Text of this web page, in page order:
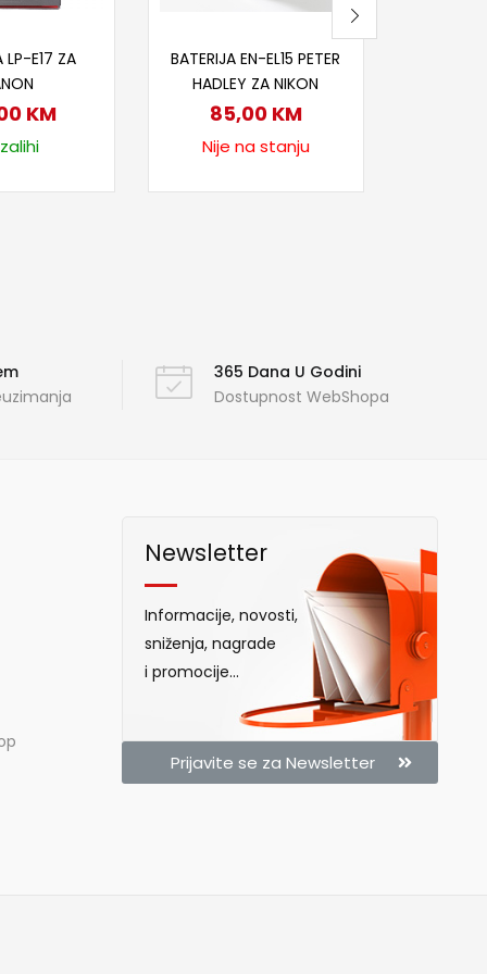
LP-E17 ZA
KM
BATERIJA EN-EL15 PETER
HADLEY ZA NIKON
85,00 KM
Nije na stanju
365 Dana U Godini
Dostupnost WebShopa
Newsletter
Informacije, novosti,
sniženja, nagrade
i promocije...
Prijavite se za Newsletter